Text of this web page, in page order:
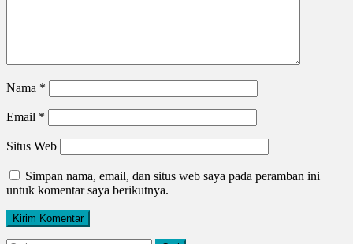
Nama *
Email *
Situs Web
Simpan nama, email, dan situs web saya pada peramban ini
untuk komentar saya berikutnya.